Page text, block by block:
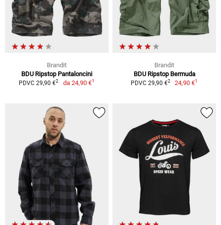
Brandit
BDU Ripstop Pantaloncini
PDVC 29,90 €2 da 24,90 €1
Brandit
BDU Ripstop Bermuda
PDVC 29,90 €2 24,90 €1